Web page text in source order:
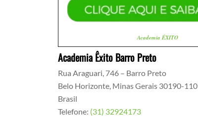
Academia ÊXITO
Academia Êxito Barro Preto
Rua Araguari, 746 – Barro Preto
Belo Horizonte, Minas Gerais 30190-110
Brasil
Telefone: (31) 32924173